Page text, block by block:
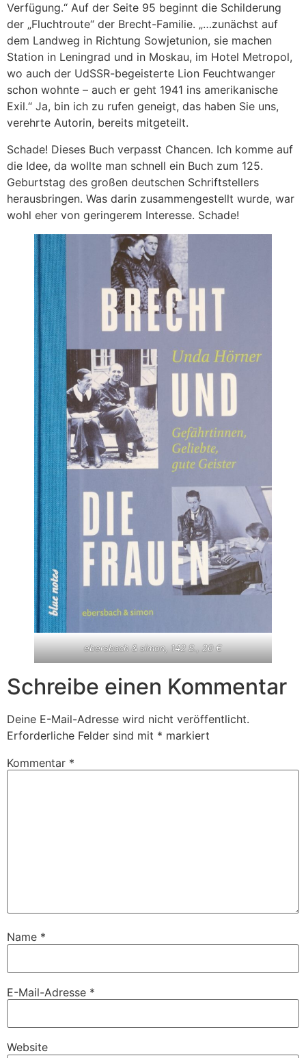
Verfügung.“ Auf der Seite 95 beginnt die Schilderung
der „Fluchtroute“ der Brecht-Familie. „…zunächst auf
dem Landweg in Richtung Sowjetunion, sie machen
Station in Leningrad und in Moskau, im Hotel Metropol,
wo auch der UdSSR-begeisterte Lion Feuchtwanger
schon wohnte – auch er geht 1941 ins amerikanische
Exil.“ Ja, bin ich zu rufen geneigt, das haben Sie uns,
verehrte Autorin, bereits mitgeteilt.
Schade! Dieses Buch verpasst Chancen. Ich komme auf
die Idee, da wollte man schnell ein Buch zum 125.
Geburtstag des großen deutschen Schriftstellers
herausbringen. Was darin zusammengestellt wurde, war
wohl eher von geringerem Interesse. Schade!
ebersbach & simon, 142 S., 20 €
Schreibe einen Kommentar
Deine E-Mail-Adresse wird nicht veröffentlicht.
Erforderliche Felder sind mit * markiert
Kommentar *
Name *
E-Mail-Adresse *
Website